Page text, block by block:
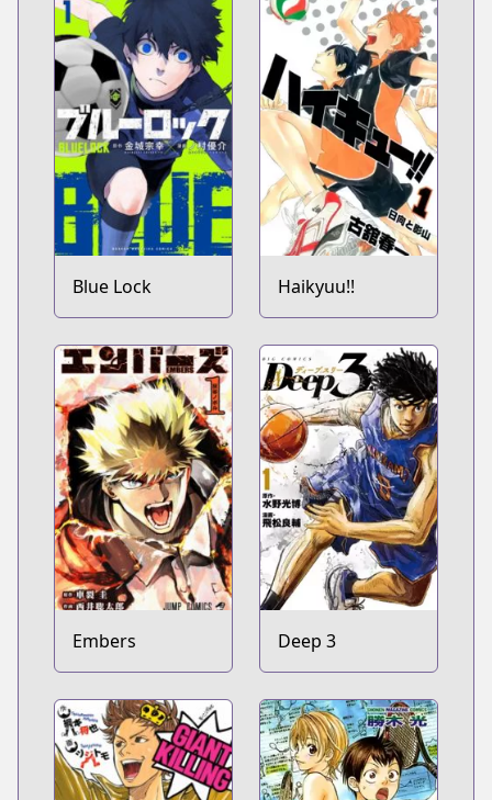
Blue Lock Haikyuu!!
Embers Deep 3